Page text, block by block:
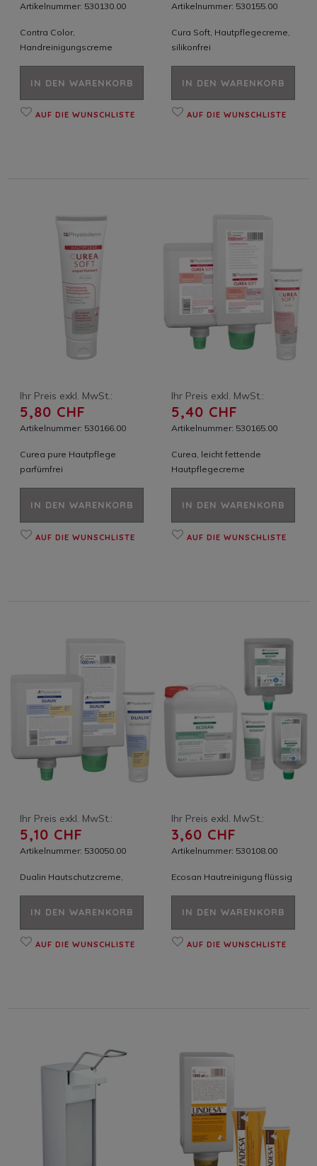
Artikelnummer: 530130.00
Contra Color,
Handreinigungscreme
IN DEN WARENKORB
AUF DIE WUNSCHLISTE
Artikelnummer: 530155.00
Cura Soft, Hautpflegecreme,
silikonfrei
IN DEN WARENKORB
AUF DIE WUNSCHLISTE
Ihr Preis exkl. MwSt.:
5,80 CHF
Artikelnummer: 530166.00
Curea pure Hautpflege
parfümfrei
IN DEN WARENKORB
AUF DIE WUNSCHLISTE
Ihr Preis exkl. MwSt.:
5,40 CHF
Artikelnummer: 530165.00
Curea, leicht fettende
Hautpflegecreme
IN DEN WARENKORB
AUF DIE WUNSCHLISTE
Ihr Preis exkl. MwSt.:
5,10 CHF
Artikelnummer: 530050.00
Dualin Hautschutzcreme,
IN DEN WARENKORB
AUF DIE WUNSCHLISTE
Ihr Preis exkl. MwSt.:
3,60 CHF
Artikelnummer: 530108.00
Ecosan Hautreinigung flüssig
IN DEN WARENKORB
AUF DIE WUNSCHLISTE